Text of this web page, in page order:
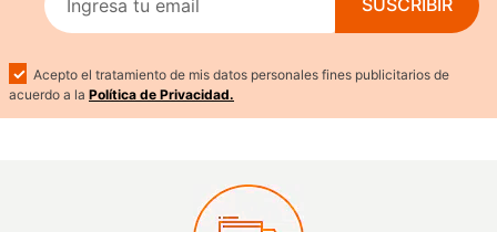
SUSCRIBIR
Acepto el tratamiento de mis datos personales fines publicitarios de
acuerdo a la Política de Privacidad.